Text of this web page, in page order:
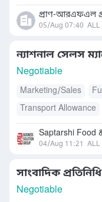
প্রাণ-আরএফএল
05/Aug 07:40 ALL
ন্যাশনাল সেলস
Negotiable
Marketing/Sales
Transport Allowance
Saptarshi Food
04/Aug 11:21 ALL
সাংবাদিক প্রতিনিধি
Negotiable